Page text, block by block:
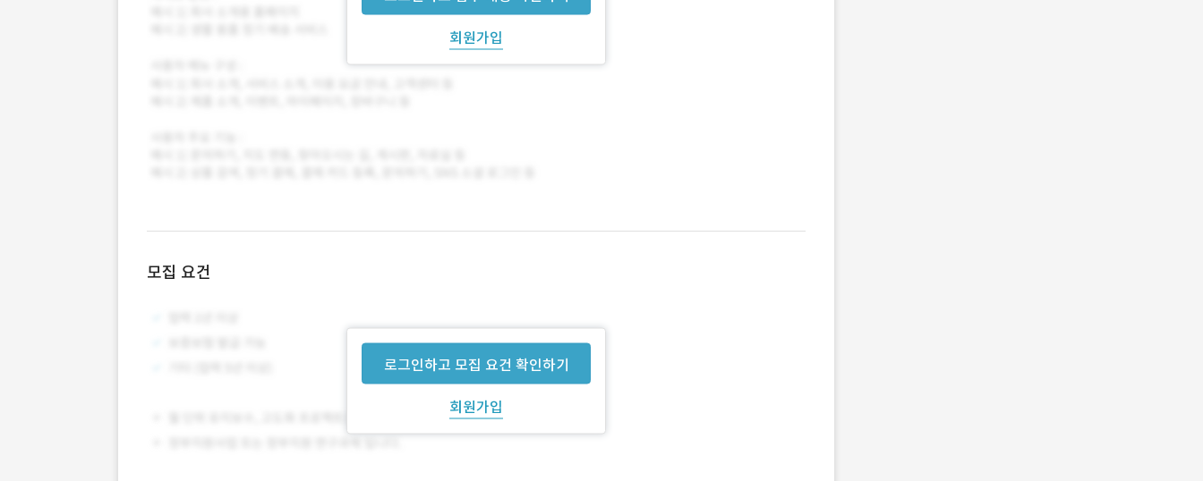
회원가입
모집 요건
로그인하고 모집 요건 확인하기
회원가입